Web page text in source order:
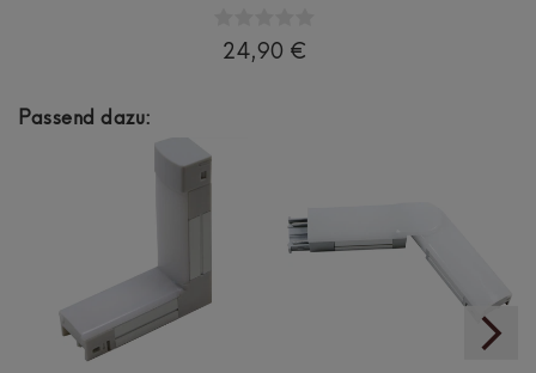
24,90 €
Passend dazu: